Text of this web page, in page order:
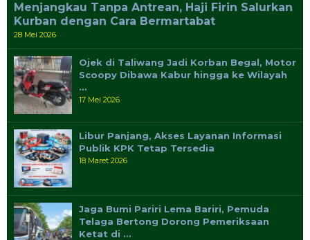
Menjangkau Tanpa Antrean, Haji Firin Salurkan
Kurban dengan Cara Bermartabat
28 Mei 2026
Ojek di Taliwang Jadi Korban Begal, Motor
Scoopy Dibawa Kabur hingga ke Wilayah
…
17 Mei 2026
Libur Panjang, Akses Layanan Informasi
Publik KPK Tetap Tersedia
18 Maret 2026
Jaga Bumi Pariri Lema Bariri, Pemuda
Telaga Bertong Dorong Pemeriksaan
Ketat di …